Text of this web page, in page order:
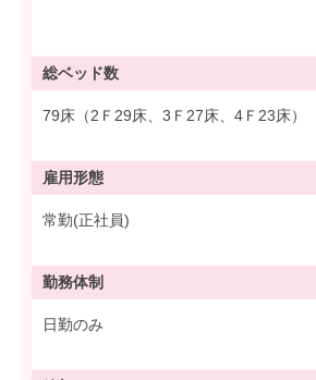
総ベッド数
79床（2Ｆ29床、3Ｆ27床、4Ｆ23床）
雇用形態
常勤(正社員)
勤務体制
日勤のみ